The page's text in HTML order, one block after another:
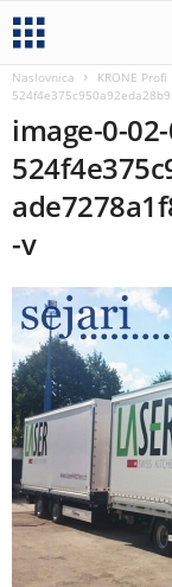
Naslovnica KRONE
image-0-
-v